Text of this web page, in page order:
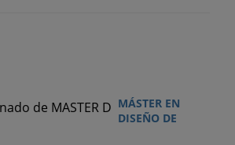
MÁSTER EN
DISEÑO DE